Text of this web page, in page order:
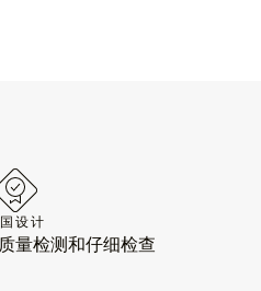
设计
量检测和仔细检查